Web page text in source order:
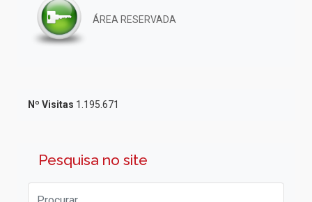
ÁREA RESERVADA
Nº Visitas 1.195.671
Pesquisa no site